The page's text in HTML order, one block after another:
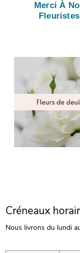
Merci À
Fleuristes
Créneaux
Nous livrons du lundi